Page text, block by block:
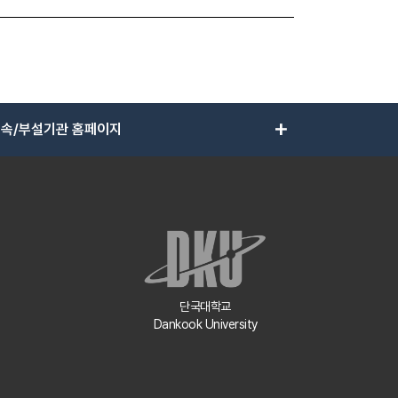
/부설기관 홈페이지 add
단국대학교
Dankook University